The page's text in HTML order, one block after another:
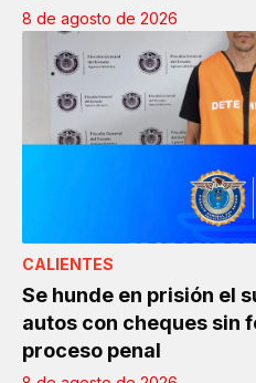
8 de agosto de 2026
CALIENTES
Se hunde en prisión el
autos con cheques sin
proceso penal